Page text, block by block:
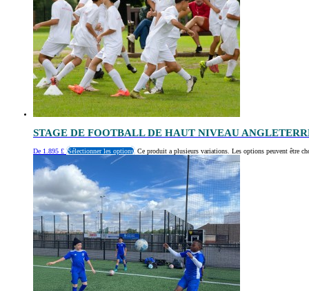
STAGE DE FOOTBALL DE HAUT NIVEAU
De 1.895 £ Sélectionner les options Ce produit a plusieurs variations. Les options peuvent être